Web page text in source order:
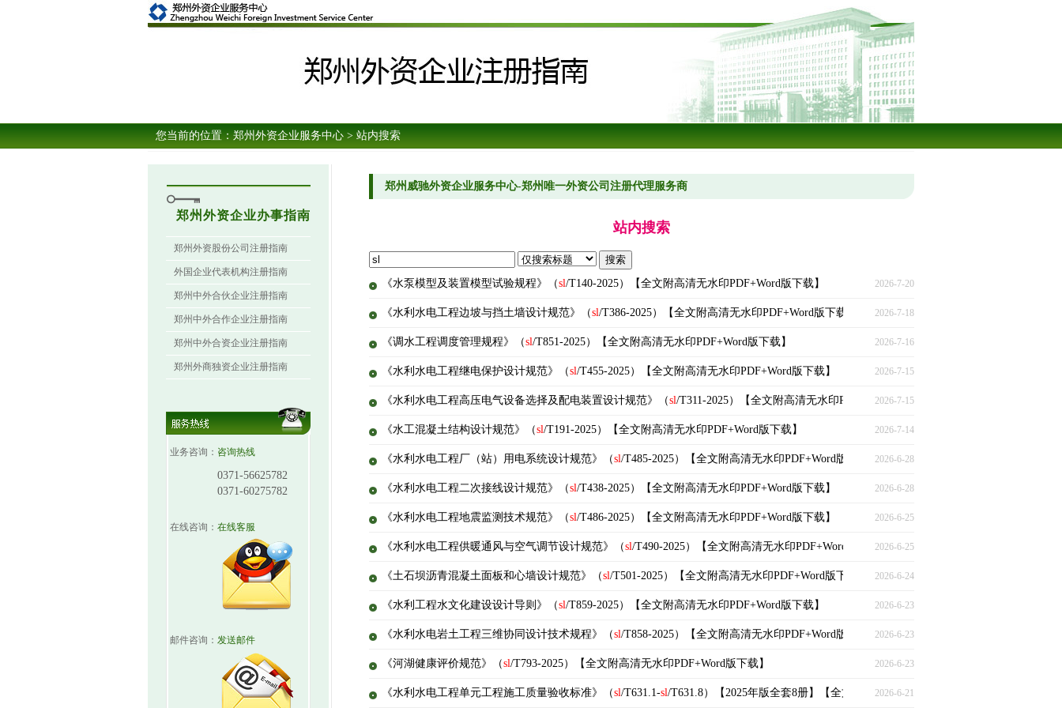
您当前的位置： 郑州外资企业服务中心 > 站内搜索
郑州外资企业办事指南
郑州外资股份公司注册指南
外国企业代表机构注册指南
郑州中外合伙企业注册指南
郑州中外合作企业注册指南
郑州中外合资企业注册指南
郑州外商独资企业注册指南
业务咨询： 咨询热线
0371-56625782
0371-60275782
在线咨询： 在线客服
邮件咨询： 发送邮件
郑州威驰外资企业服务中心-郑州唯一外资公司注册代理服务商
站内搜索
《水泵模型及装置模型试验规程》（sl/T140-2025）【全文附高清无水印PDF+Word版下载】 2026-7-20
《水利水电工程边坡与挡土墙设计规范》（sl/T386-2025）【全文附高清无水印PDF+Word版下载】 2026-7-18
《调水工程调度管理规程》（sl/T851-2025）【全文附高清无水印PDF+Word版下载】 2026-7-16
《水利水电工程继电保护设计规范》（sl/T455-2025）【全文附高清无水印PDF+Word版下载】 2026-7-15
《水利水电工程高压电气设备选择及配电装置设计规范》（sl/T311-2025）【全文附高清无水印PDF+Word版下载】
2026-7-15
《水工混凝土结构设计规范》（sl/T191-2025）【全文附高清无水印PDF+Word版下载】 2026-7-14
《水利水电工程厂（站）用电系统设计规范》（sl/T485-2025）【全文附高清无水印PDF+Word版下载】2026-6-28
《水利水电工程二次接线设计规范》（sl/T438-2025）【全文附高清无水印PDF+Word版下载】 2026-6-28
《水利水电工程地震监测技术规范》（sl/T486-2025）【全文附高清无水印PDF+Word版下载】 2026-6-25
《水利水电工程供暖通风与空气调节设计规范》（sl/T490-2025）【全文附高清无水印PDF+Word版下载】2026-6-25
《土石坝沥青混凝土面板和心墙设计规范》（sl/T501-2025）【全文附高清无水印PDF+Word版下载】 2026-6-24
《水利工程水文化建设设计导则》（sl/T859-2025）【全文附高清无水印PDF+Word版下载】 2026-6-23
《水利水电岩土工程三维协同设计技术规程》（sl/T858-2025）【全文附高清无水印PDF+Word版下载】2026-6-23
《河湖健康评价规范》（sl/T793-2025）【全文附高清无水印PDF+Word版下载】 2026-6-23
《水利水电工程单元工程施工质量验收标准》（sl/T631.1-sl/T631.8）【2025年版全套8册】【全文附高清无水印PDF+Word版下载】
2026-6-21